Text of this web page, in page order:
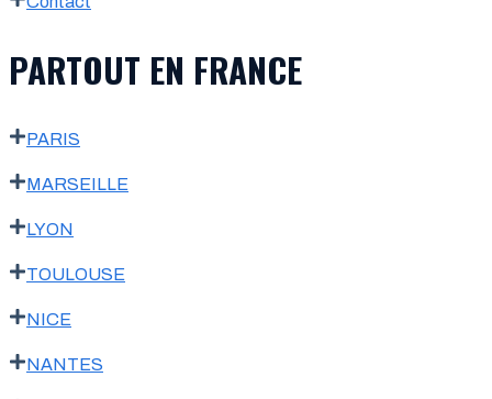
PARTOUT EN FRANCE
PARIS
MARSEILLE
LYON
TOULOUSE
NICE
NANTES